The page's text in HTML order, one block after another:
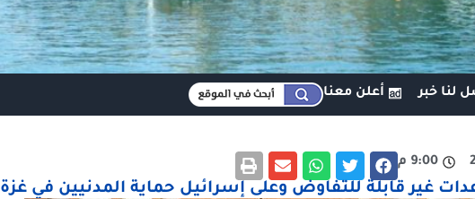
لنا خبر أعلن معنا
9:00 م
غير قابلة للتفاوض وعلى إسرائيل حماية المدنيين في غزة